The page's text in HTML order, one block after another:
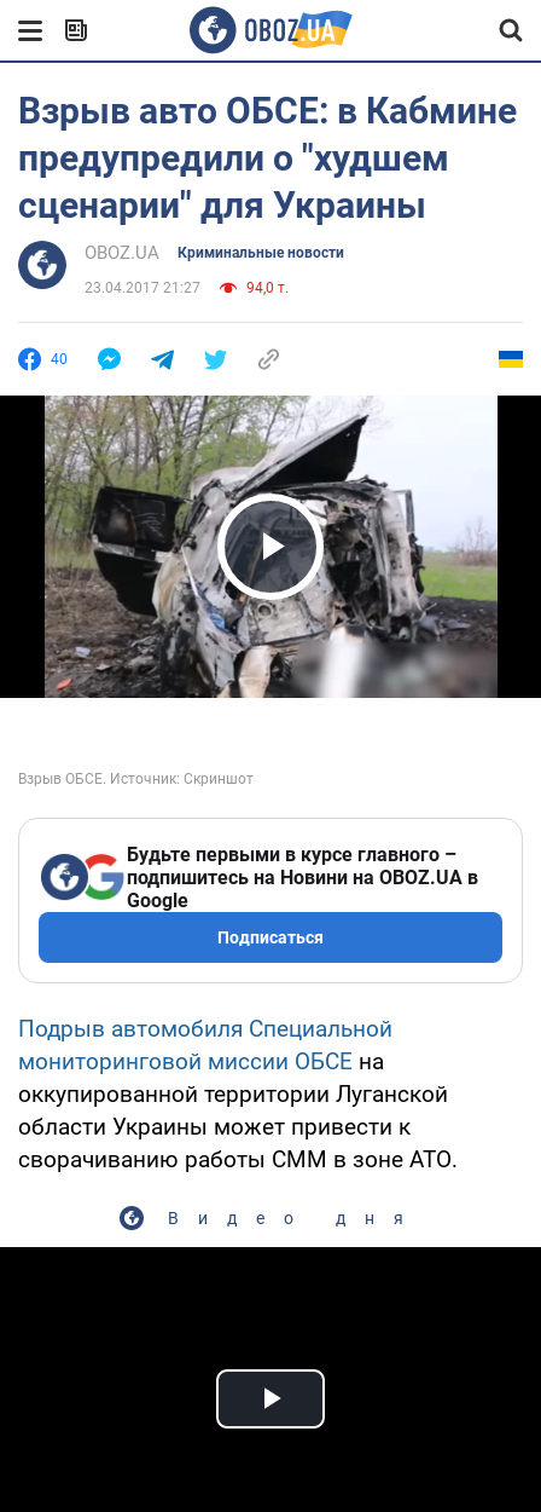
Взрыв авто ОБСЕ: в Кабмине
предупредили о "худшем
сценарии" для Украины
OBOZ.UA Криминальные новости
23.04.2017 21:27 94,0 т.
40
Play Video
Будьте первыми в курсе главного –
подпишитесь на Новини на OBOZ.UA в
Google
Подписаться
Подрыв автомобиля Специальной
мониторинговой миссии ОБСЕ на
оккупированной территории Луганской
области Украины может привести к
сворачиванию работы СММ в зоне АТО.
Видео дня
Play Video